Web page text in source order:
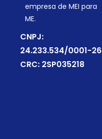
empresa de MEI para
ME.
CNPJ:
24.233.534/0001-26
CRC: 2SP035218